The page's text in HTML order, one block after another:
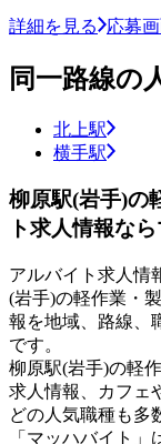
詳細を見る 応募
同一路線の
北上駅
横手駅
柳原駅(岩手)の
ト求人情報な
アルバイト求人情
(岩手)の軽作業・
報を地域、路線、
です。
柳原駅(岩手)の軽
求人情報、カフェ
どの人気職種も多
「マッハバイト